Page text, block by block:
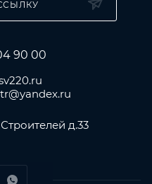
90 00
д.33